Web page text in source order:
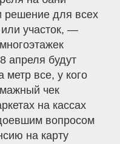
решение для всех
или участок, —
апреля будут
метр все, у кого
чек
на кассах
вопросом
на карту